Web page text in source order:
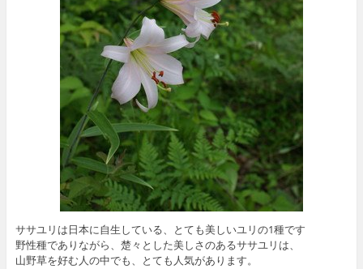
ササユリは日本に自生している、とても美しいユリの1種です
野性種でありながら、楚々とした美しさのあるササユリは、
山野草を好む人の中でも、とても人気があります。